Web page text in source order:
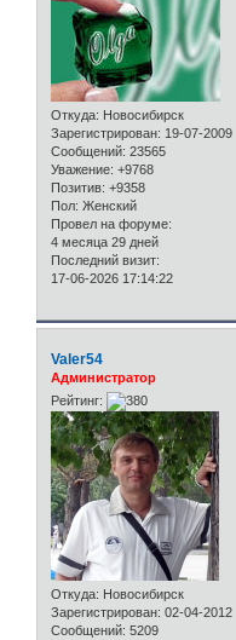
Откуда: Новосибирск
Зарегистрирован: 19-07-2009
Сообщений: 23565
Уважение: +9768
Позитив: +9358
Пол: Женский
Провел на форуме:
4 месяца 29 дней
Последний визит:
17-06-2026 17:14:22
Valer54
Администратор
Рейтинг:
Откуда: Новосибирск
Зарегистрирован: 02-04-2012
Сообщений: 5209